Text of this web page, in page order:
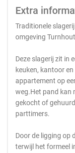
Extra
Traditionele
omgeving Turnhout
Deze slagerij zit in
keuken, kantoor
appartement op
weg.Het pand kan
gekocht of
parttimers.
Door de ligging op
terwijl het formeel